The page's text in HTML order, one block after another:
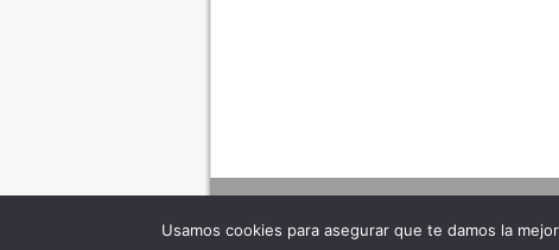
Usamos cookies para asegurar que te damos la